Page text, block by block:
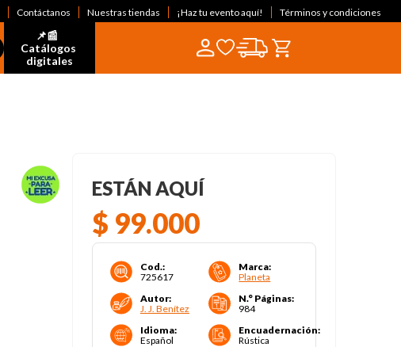
Contáctanos Nuestras tiendas ¡Haz tu evento aquí! Términos y condiciones
📌📰
Catálogos
digitales
ESTÁN AQUÍ
$ 99.000
Cod.:
725617
Marca:
Planeta
Autor:
J. J. Benítez
N.° Páginas:
984
Idioma:
Español
Encuadernación:
Rústica